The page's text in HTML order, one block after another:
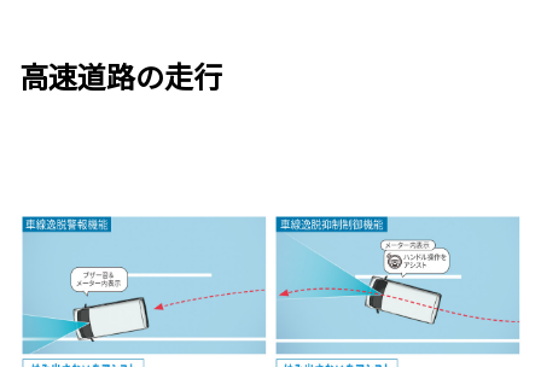
高速道路の走行